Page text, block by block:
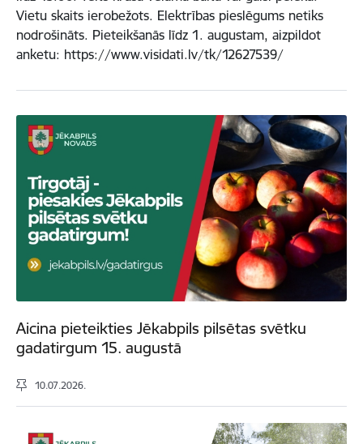
Vietu skaits ierobežots. Elektrības pieslēgums netiks
nodrošināts. Pieteikšanās līdz 1. augustam, aizpildot
anketu: https://www.visidati.lv/tk/12627539/
Aicina pieteikties Jēkabpils pilsētas svētku
gadatirgum 15. augustā
10.07.2026.